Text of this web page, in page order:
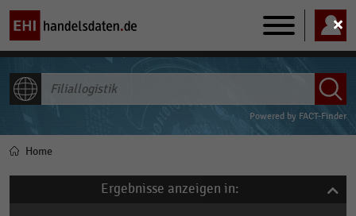
Main
navigation
Powered by FACT-Finder
Pfadnavigation
Home
Ergebnisse anzeigen in: